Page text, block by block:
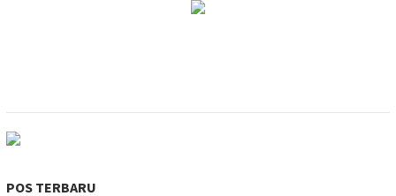
POS TERBARU